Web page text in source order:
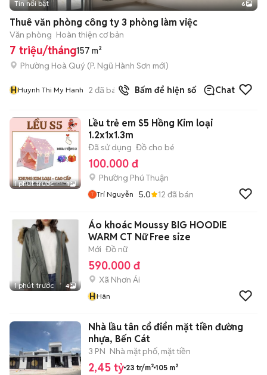
+2
Tin nổi bật 6
Thuê văn phòng công ty 3 phòng làm việc
Văn phòng Hoàn thiện cơ bản
7 triệu/tháng157 m²
Phường Hoà Quý (P. Ngũ Hành Sơn mới)
HHuynh Thi My Hanh 2 đã bán Bấm để hiện số Chat
1 phút trước 1
Lều trẻ em S5 Hồng Kim loại
1.2x1x1.3m
Đã sử dụng Đồ cho bé
100.000 đ
Phường Phú Thuận
Trí Nguyễn 5.0 12 đã bán
1 phút trước 4
Áo khoác Moussy BIG HOODIE
WARM CT Nữ Free size
Mới Đồ nữ
590.000 đ
Xã Nhơn Ái
HHân
Nhà lầu tân cổ điển mặt tiền đường
nhựa, Bến Cát
3 PN Nhà mặt phố, mặt tiền
2,45 tỷ 23 tr/m² 105 m²